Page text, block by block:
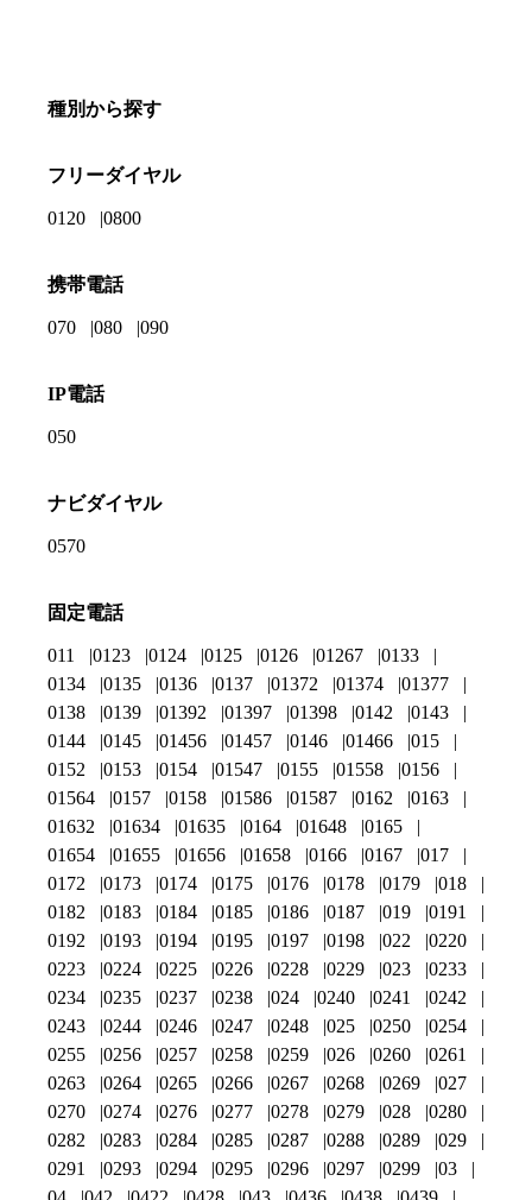
種別から探す
フリーダイヤル
0120 0800
携帯電話
070 080 090
IP電話
050
ナビダイヤル
0570
固定電話
011 0123 0124 0125 0126 01267
0133
0134
0135 0136 0137 01372 01374
01377
0138
0139 01392 01397 01398 0142
0143
0144
0145 01456 01457 0146 01466
015
0152
0153 0154 01547 0155 01558
0156
01564
0157 0158 01586 01587 0162
0163
01632
01634 01635 0164 01648
0165
01654
01655 01656 01658 0166 0167
017
0172
0173 0174 0175 0176 0178 0179
018
0182
0183 0184 0185 0186 0187 019
0191
0192
0193 0194 0195 0197 0198 022
0220
0223
0224 0225 0226 0228 0229 023
0233
0234
0235 0237 0238 024 0240 0241
0242
0243
0244 0246 0247 0248 025 0250
0254
0255
0256 0257 0258 0259 026 0260
0261
0263
0264 0265 0266 0267 0268 0269
027
0270
0274 0276 0277 0278 0279 028
0280
0282
0283 0284 0285 0287 0288 0289
029
0291
0293 0294 0295 0296 0297 0299
03